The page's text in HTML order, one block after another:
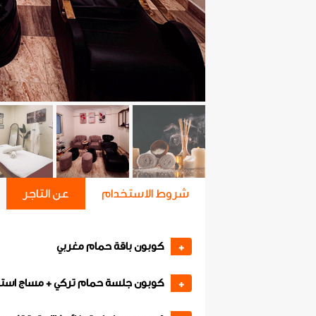
شروط الاستخدام عن التاجر
+ كوبون باقة حمام مغربي
+ كوبون جلسة حمام تركي + مساج